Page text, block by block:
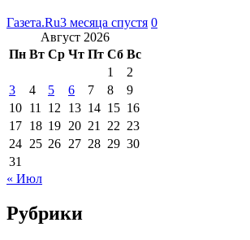
Газета.Ru3 месяца спустя 0
Август 2026
Пн Вт Ср Чт Пт Сб Вс
1
2
3
4 5 6 7 8
9
10 11 12 13 14 15 16
17 18 19 20 21 22 23
24 25 26 27 28 29 30
31
« Июл
Рубрики